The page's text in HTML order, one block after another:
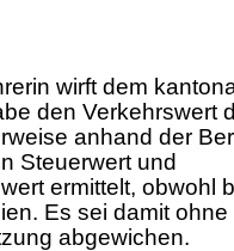
wirft dem
den Verkehrswert
anhand der
Steuerwert und
ermittelt, obwohl
Es sei damit
abgewichen.